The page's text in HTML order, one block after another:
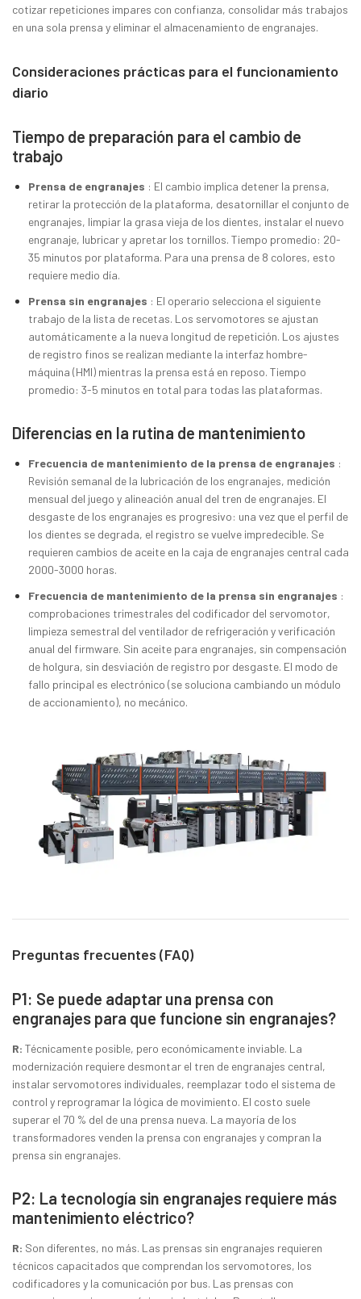
cotizar repeticiones impares con confianza, consolidar más trabajos
en una sola prensa y eliminar el almacenamiento de engranajes.
Consideraciones prácticas para el funcionamiento
diario
Tiempo de preparación para el cambio de
trabajo
Prensa de engranajes : El cambio implica detener la prensa,
retirar la protección de la plataforma, desatornillar el conjunto de
engranajes, limpiar la grasa vieja de los dientes, instalar el nuevo
engranaje, lubricar y apretar los tornillos. Tiempo promedio: 20-
35 minutos por plataforma. Para una prensa de 8 colores, esto
requiere medio día.
Prensa sin engranajes : El operario selecciona el siguiente
trabajo de la lista de recetas. Los servomotores se ajustan
automáticamente a la nueva longitud de repetición. Los ajustes
de registro finos se realizan mediante la interfaz hombre-
máquina (HMI) mientras la prensa está en reposo. Tiempo
promedio: 3-5 minutos en total para todas las plataformas.
Diferencias en la rutina de mantenimiento
Frecuencia de mantenimiento de la prensa de engranajes :
Revisión semanal de la lubricación de los engranajes, medición
mensual del juego y alineación anual del tren de engranajes. El
desgaste de los engranajes es progresivo: una vez que el perfil de
los dientes se degrada, el registro se vuelve impredecible. Se
requieren cambios de aceite en la caja de engranajes central cada
2000-3000 horas.
Frecuencia de mantenimiento de la prensa sin engranajes :
comprobaciones trimestrales del codificador del servomotor,
limpieza semestral del ventilador de refrigeración y verificación
anual del firmware. Sin aceite para engranajes, sin compensación
de holgura, sin desviación de registro por desgaste. El modo de
fallo principal es electrónico (se soluciona cambiando un módulo
de accionamiento), no mecánico.
Preguntas frecuentes (FAQ)
P1: Se puede adaptar una prensa con
engranajes para que funcione sin engranajes?
R: Técnicamente posible, pero económicamente inviable. La
modernización requiere desmontar el tren de engranajes central,
instalar servomotores individuales, reemplazar todo el sistema de
control y reprogramar la lógica de movimiento. El costo suele
superar el 70 % del de una prensa nueva. La mayoría de los
transformadores venden la prensa con engranajes y compran la
prensa sin engranajes.
P2: La tecnología sin engranajes requiere más
mantenimiento eléctrico?
R: Son diferentes, no más. Las prensas sin engranajes requieren
técnicos capacitados que comprendan los servomotores, los
codificadores y la comunicación por bus. Las prensas con